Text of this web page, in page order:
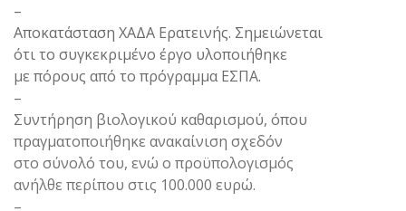
–
Αποκατάσταση ΧΑΔΑ Ερατεινής. Σημειώνεται
ότι το συγκεκριμένο έργο υλοποιήθηκε
με πόρους από το πρόγραμμα ΕΣΠΑ.
–
Συντήρηση βιολογικού καθαρισμού, όπου
πραγματοποιήθηκε ανακαίνιση σχεδόν
στο σύνολό του, ενώ ο προϋπολογισμός
ανήλθε περίπου στις 100.000 ευρώ.
–